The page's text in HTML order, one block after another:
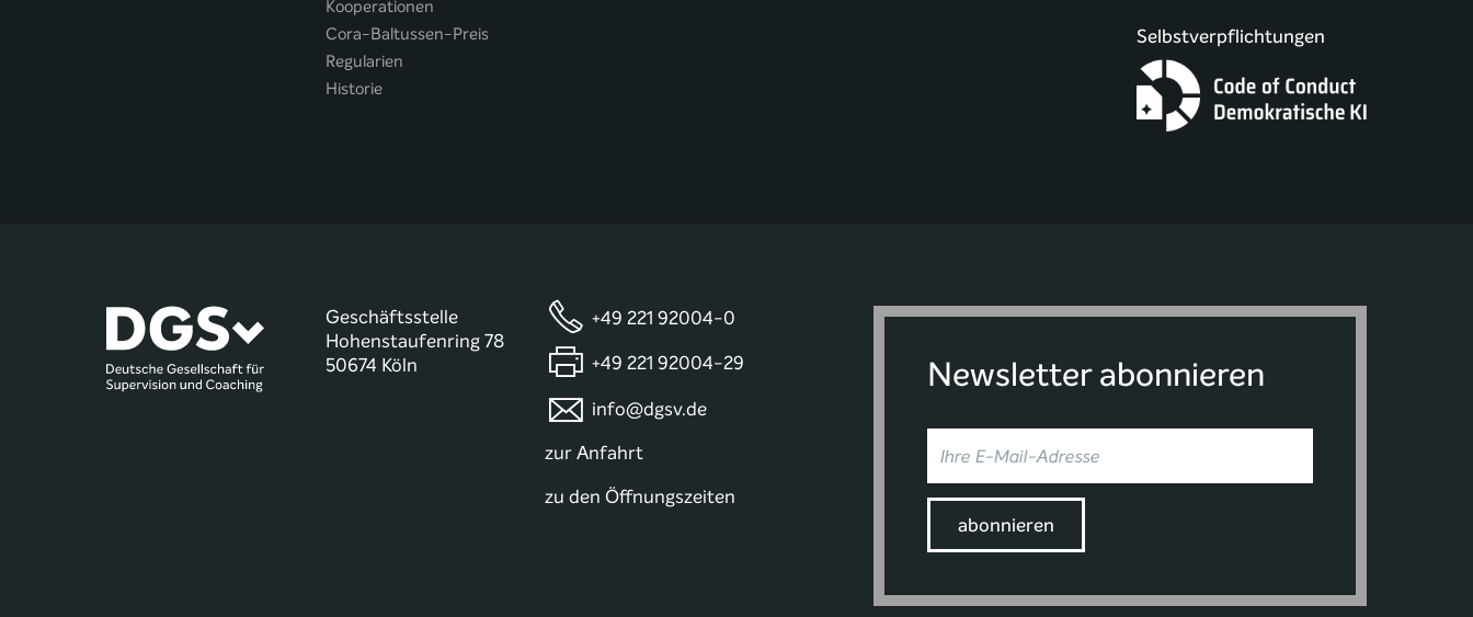
Kooperationen
Cora-Baltussen-Preis
Regularien
Historie
Selbstverpflichtungen
Geschäftsstelle
Hohenstaufenring 78
50674 Köln
+49 221 92004-0
+49 221 92004-29
info@dgsv.de
zur Anfahrt
zu den Öffnungszeiten
Newsletter abonnieren